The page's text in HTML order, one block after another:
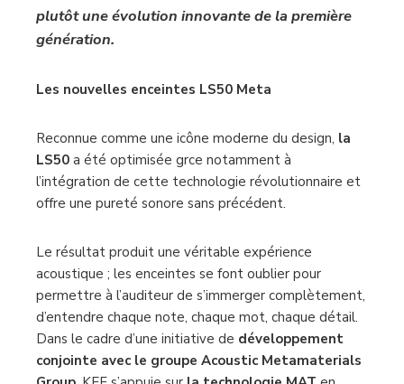
système d’enceintes » LS50 Sans Fil II «, qui
n’est pas seulement une amélioration, mais
génération.
Les nouvelles enceintes LS50 Meta
Reconnue comme une icône moderne du design,la
LS50 a été optimisée grce notamment à
offre une pureté sonore sans précédent.
Le résultat produit une véritable expérience
acoustique ; les enceintes se font oublier pour
permettre à l’auditeur de s’immerger complètement,
d’entendre chaque note, chaque mot, chaque détail.